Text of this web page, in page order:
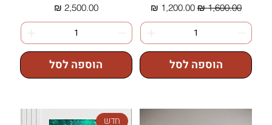
מחיר רגיל‏1,600.00 ‏₪ מחיר מבצע‏1,200.00 ‏₪
הוספה לסל
מחיר‏2,500.00 ‏₪
הוספה לסל
חדש